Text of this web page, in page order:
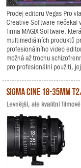
Prodej editoru Vegas Pro
Creative Software nečekal
firma MAGIX Software,
multimediálních produktů
profesionálního video
možná až trochu
pro profesionální použití,
Sigma Cine 18-35mm
Levnější, ale kvalitní